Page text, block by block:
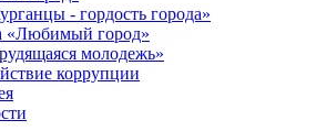
- гордость города»
«Любимый город»
молодежь»
коррупции